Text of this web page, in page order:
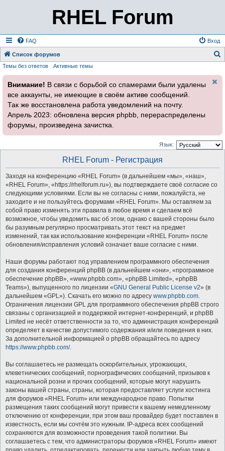
RHEL Forum
FAQ Вход
Список форумов
и
Темы без ответов Активные темы
Внимание! В связи с борьбой со спамерами были удалены
все аккаунты, не имеющие в своём активе сообщений.
Так же восстановлена работа уведомлений на почту.
Апрель 2023: обновлена версия phpbb, перераспределены
форумы, произведена зачистка.
Язык:
RHEL Forum - Регистрация
Заходя на конференцию «RHEL Forum» (в дальнейшем «мы», «наш»,
«RHEL Forum», «https://rhelforum.ru»), вы подтверждаете своё согласие со
следующими условиями. Если вы не согласны с ними, пожалуйста, не
заходите и не пользуйтесь форумами «RHEL Forum». Мы оставляем за
собой право изменять эти правила в любое время и сделаем всё
возможное, чтобы уведомить вас об этом, однако с вашей стороны было
бы разумным регулярно просматривать этот текст на предмет
изменений, так как использование конференции «RHEL Forum» после
обновления/исправления условий означает ваше согласие с ними.
Наши форумы работают под управлением программного обеспечения
для создания конференций phpBB (в дальнейшем «они», «программное
обеспечение phpBB», «www.phpbb.com», «phpBB Limited», «phpBB
Teams»), выпущенного по лицензии «GNU General Public License v2» (в
дальнейшем «GPL»). Скачать его можно по адресу www.phpbb.com.
Ограничения лицензии GPL для программного обеспечения phpBB строго
связаны с организацией и поддержкой интернет-конференций, и phpBB
Limited не несёт ответственности за то, что администрация конференций
определяет в качестве допустимого содержания и/или поведения в них.
За дополнительной информацией о phpBB обращайтесь по адресу
https://www.phpbb.com/.
Вы соглашаетесь не размещать оскорбительных, угрожающих,
клеветнических сообщений, порнографических сообщений, призывов к
национальной розни и прочих сообщений, которые могут нарушить
законы вашей страны, страны, которая предоставляет услуги хостинга
для форумов «RHEL Forum» или международное право. Попытки
размещения таких сообщений могут привести к вашему немедленному
отключению от конференции, при этом ваш провайдер будет поставлен в
известность, если мы сочтём это нужным. IP-адреса всех сообщений
сохраняются для возможности проведения такой политики. Вы
соглашаетесь с тем, что администраторы форумов «RHEL Forum» имеют